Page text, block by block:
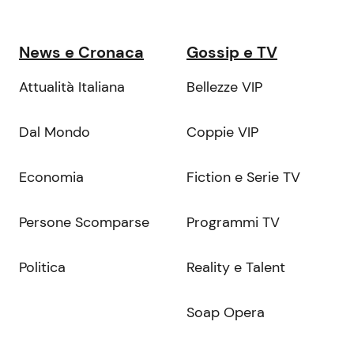
News e Cronaca
Attualità Italiana
Dal Mondo
Economia
Persone Scomparse
Politica
Gossip e TV
Bellezze VIP
Coppie VIP
Fiction e Serie TV
Programmi TV
Reality e Talent
Soap Opera